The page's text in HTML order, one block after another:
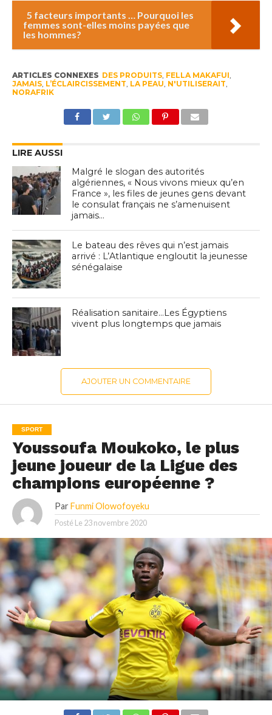
5 facteurs importants … Pourquoi les
femmes sont-elles moins payées que
les hommes?
ARTICLES CONNEXES DES PRODUITS, FELLA MAKAFUI,
JAMAIS, L’ÉCLAIRCISSEMENT, LA PEAU, N'UTILISERAIT,
NORAFRIK
LIRE AUSSI
Malgré le slogan des autorités
algériennes, « Nous vivons mieux qu’en
France », les files de jeunes gens devant
le consulat français ne s’amenuisent
jamais…
Le bateau des rêves qui n’est jamais
arrivé : L’Atlantique engloutit la jeunesse
sénégalaise
Réalisation sanitaire…Les Égyptiens
vivent plus longtemps que jamais
AJOUTER UN COMMENTAIRE
SPORT
Youssoufa Moukoko, le plus
jeune joueur de la Ligue des
champions européenne ?
Par Funmi Olowofoyeku
Posté Le 23 novembre 2020